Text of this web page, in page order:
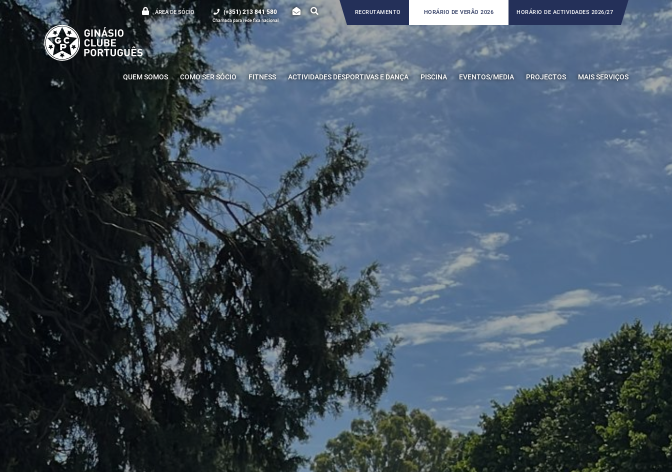
ÁREA DE SÓCIO (+351) 213 841 580
Chamada para rede fixa nacional
RECRUTAMENTO HORÁRIO DE VERÃO 2026 HORÁRIO DE ACTIVIDADES 2026/27
QUEM SOMOS COMO SER SÓCIO FITNESS ACTIVIDADES DESPORTIVAS E DANÇA PISCINA EVENTOS/MEDIA PROJECTOS MAIS SERVIÇOS